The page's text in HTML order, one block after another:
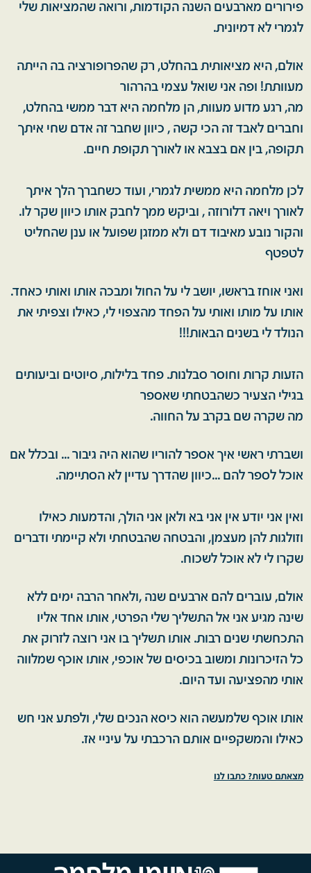
פירורים מארבעים השנה הקודמות, ורואה שהמציאות שלי
לגמרי לא דמיונית.
אולם, היא מציאותית בהחלט, רק שהפרופורציה בה הייתה
מעוותת! ופה אני שואל עצמי בהרהור
מה, רגע מדוע מעוות, הן מלחמה היא דבר ממשי בהחלט,
וחברים לאבד זה הכי קשה , כיוון שחבר זה אדם שחי איתך
תקופה, בין אם בצבא או לאורך תקופת חיים.
לכן מלחמה היא ממשית לגמרי, ועוד כשחברך הלך איתך
לאורך ויאה דלורוזה , וביקש ממך לחבק אותו כיוון שקר לו.
והקור נובע מאיבוד דם ולא ממזגן שפועל או ענן שהחליט
לטפטף
ואני אוחז בראשו, יושב לי על החול ומבכה אותו ואותי כאחד.
אותו על מותו ואותי על הפחד מהצפוי לי, כאילו וצפיתי את
הנולד לי בשנים הבאות!!!
הזעות קרות וחוסר סבלנות. פחד בלילות, סיוטים וביעותים
בגילי הצעיר כשהבטחתי שאספר
מה שקרה שם בקרב על החווה.
ושברתי ראשי איך אספר להוריו שהוא היה גיבור ... ובכלל אם
אוכל לספר להם ...כיוון שהדרך עדיין לא הסתיימה.
ואין אני יודע אין אני בא ולאן אני הולך, והדמעות כאילו
וזולגות להן מעצמן, והבטחה שהבטחתי ולא קיימתי ודברים
שקרו לי לא אוכל לשכוח.
אולם, עוברים להם ארבעים שנה ,ולאחר הרבה ימים ללא
שינה מגיע אני אל התשליך שלי הפרטי, אותו אחד אליו
התכחשתי שנים רבות. אותו תשליך בו אני רוצה לזרוק את
כל הזיכרונות ומשוב בכיסים של אוכפי, אותו אוכף שמלווה
אותי מהפציעה ועד היום.
אותו אוכף שלמעשה הוא כיסא הנכים שלי, ולפתע אני חש
כאילו והמשקפיים אותם הרכבתי על עיניי אז.
מצאתם טעות? כתבו לנו